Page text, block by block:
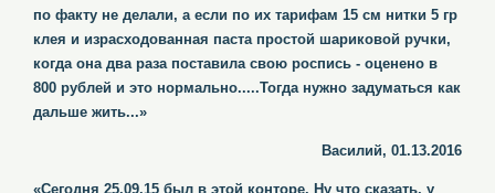
по факту не делали, а если по их тарифам 15 см нитки 5 гр
клея и израсходованная паста простой шариковой ручки,
когда она два раза поставила свою роспись - оценено в
800 рублей и это нормально.....Тогда нужно задуматься как
дальше жить...»
Василий, 01.13.2016
«Сегодня 25.09.15 был в этой конторе. Ну что сказать, у